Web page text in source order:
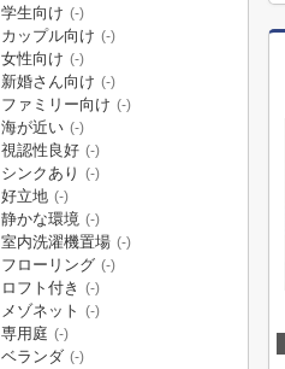
学生向け (-)
カップル向け (-)
女性向け (-)
新婚さん向け (-)
ファミリー向け (-)
海が近い (-)
視認性良好 (-)
シンクあり (-)
好立地 (-)
静かな環境 (-)
室内洗濯機置場 (-)
フローリング (-)
ロフト付き (-)
メゾネット (-)
専用庭 (-)
ベランダ (-)